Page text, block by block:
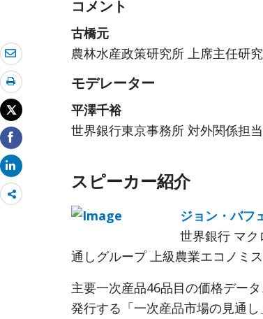
Share
more
コメント
古橋元
農林水産政策研究所 上席主任研
モデレーター
平澤千裕
世界銀行東京事務所 対外関係担
スピーカー紹介
ジョン・バフ
世界銀行 マ
通しグループ 上級農業エコノミ
主要一次産品46品目の価格デー
発行する「一次産品市場の見通